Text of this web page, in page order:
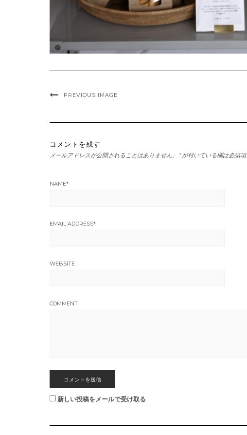
PREVIOUS IMAGE
コメントを残す
メールアドレスが公開されることはありません。 * が付いている欄は必須
NAME*
EMAIL ADDRESS*
WEBSITE
COMMENT
新しい投稿をメールで受け取る